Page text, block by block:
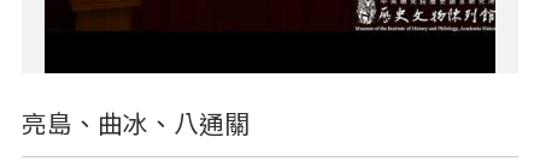
亮島、曲冰、八通關